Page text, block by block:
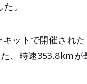
。
ットで開催され
、時速353.8kmが